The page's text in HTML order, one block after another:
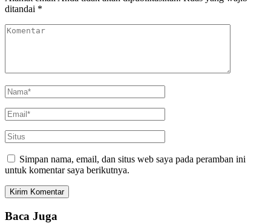
ditandai *
Simpan nama, email, dan situs web saya pada peramban ini
untuk komentar saya berikutnya.
Baca Juga